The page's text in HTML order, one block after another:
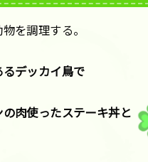
を調理する。
デッカイ鳥で
肉使ったステーキ丼と